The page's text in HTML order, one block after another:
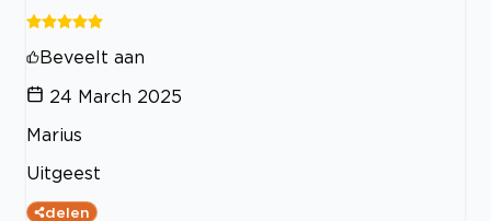
Beveelt aan
24 March 2025
Marius
Uitgeest
delen